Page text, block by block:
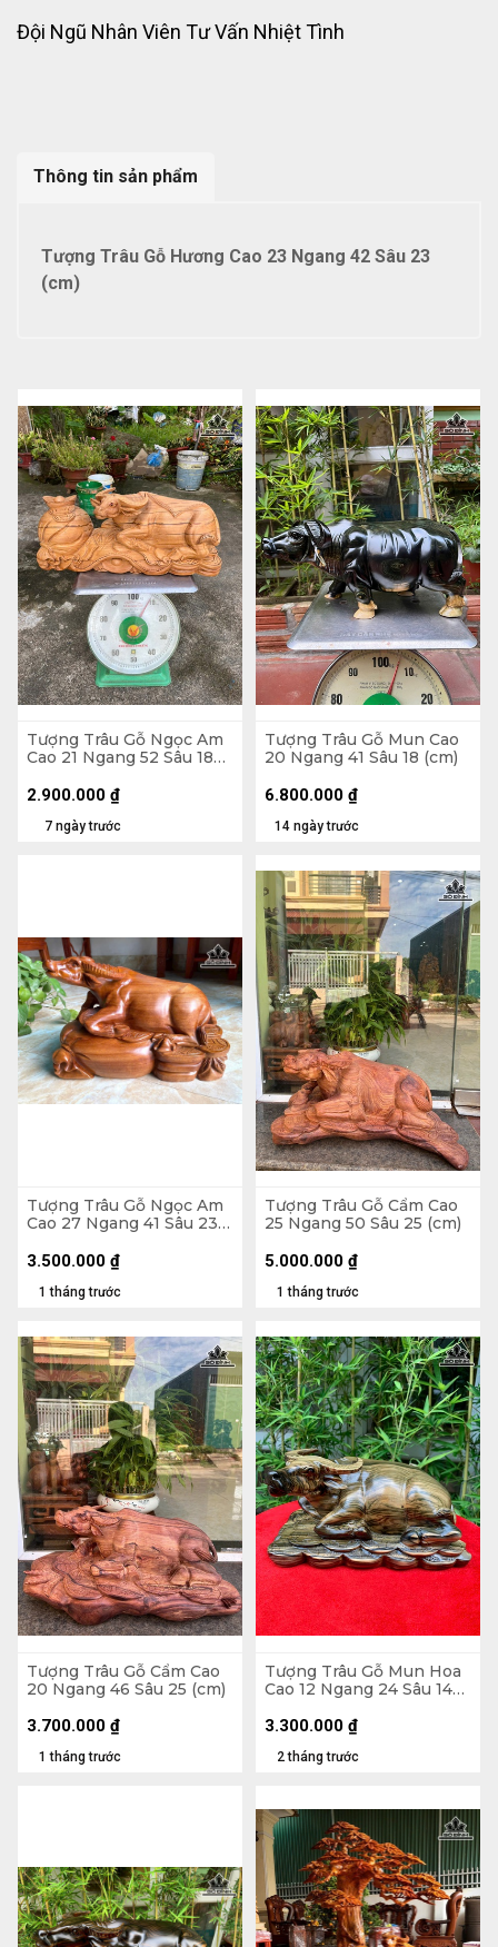
Đội Ngũ Nhân Viên Tư Vấn Nhiệt Tình
Thông tin sản phẩm
Tượng Trâu Gỗ Hương Cao 23 Ngang 42 Sâu 23
(cm)
Tượng Trâu Gỗ Ngọc Am
Cao 21 Ngang 52 Sâu 18
7 ngày trước
2.900.000 ₫
Tượng Trâu Gỗ Mun Cao
20 Ngang 41 Sâu 18 (cm)
14 ngày trước
6.800.000 ₫
Tượng Trâu Gỗ Ngọc Am
Cao 27 Ngang 41 Sâu 23
1 tháng trước
3.500.000 ₫
Tượng Trâu Gỗ Cẩm Cao
25 Ngang 50 Sâu 25 (cm)
1 tháng trước
5.000.000 ₫
Tượng Trâu Gỗ Cẩm Cao
20 Ngang 46 Sâu 25 (cm)
1 tháng trước
3.700.000 ₫
Tượng Trâu Gỗ Mun Hoa
Cao 12 Ngang 24 Sâu 14
2 tháng trước
3.300.000 ₫